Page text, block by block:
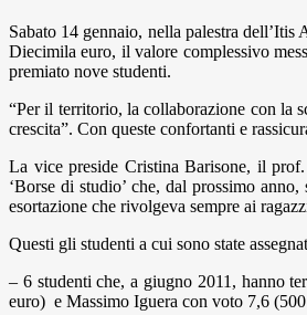
Sabato 14 gennaio, nella palestra
Diecimila euro, il valore complessivo
premiato nove studenti.
“Per il territorio, la collaborazione con la
crescita”. Con queste confortanti e
La vice preside Cristina Barisone, il
‘Borse di studio’ che, dal prossimo
esortazione che rivolgeva sempre ai
Questi gli studenti a cui sono state
– 6 studenti che, a giugno 2011, hanno
euro) e Massimo Iguera con voto 7,6